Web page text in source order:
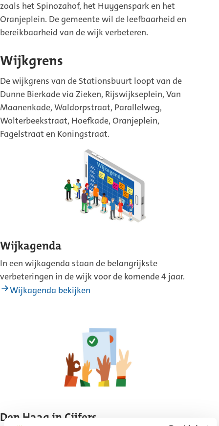
zoals het Spinozahof, het Huygenspark en het
Oranjeplein. De gemeente wil de leefbaarheid en
bereikbaarheid van de wijk verbeteren.
Wijkgrens
De wijkgrens van de Stationsbuurt loopt van de
Dunne Bierkade via Zieken, Rijswijkseplein, Van
Maanenkade, Waldorpstraat, Parallelweg,
Wolterbeekstraat, Hoefkade, Oranjeplein,
Fagelstraat en Koningstraat.
Wijkagenda
In een wijkagenda staan de belangrijkste
verbeteringen in de wijk voor de komende 4 jaar.
Wijkagenda bekijken
Den Haag in Cijfers